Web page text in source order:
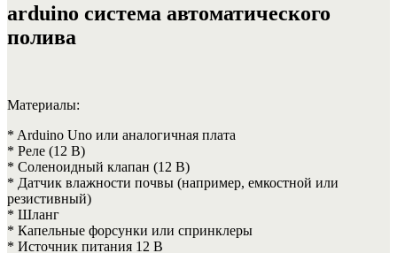
arduino система автоматического
полива
Материалы:
* Arduino Uno или аналогичная плата
* Реле (12 В)
* Соленоидный клапан (12 В)
* Датчик влажности почвы (например, емкостной или
резистивный)
* Шланг
* Капельные форсунки или спринклеры
* Источник питания 12 В